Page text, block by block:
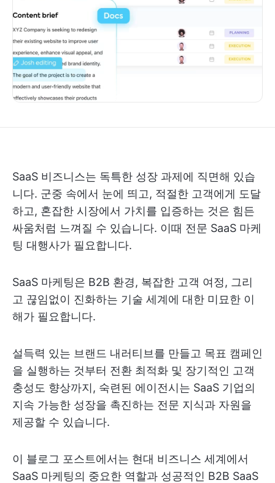
SaaS 비즈니스는 독특한 성장 과제에 직면해 있습
니다. 군중 속에서 눈에 띄고, 적절한 고객에게 도달
하고, 혼잡한 시장에서 가치를 입증하는 것은 힘든
싸움처럼 느껴질 수 있습니다. 이때 전문 SaaS 마케
팅 대행사가 필요합니다.
SaaS 마케팅은 B2B 환경, 복잡한 고객 여정, 그리
고 끊임없이 진화하는 기술 세계에 대한 미묘한 이
해가 필요합니다.
설득력 있는 브랜드 내러티브를 만들고 목표 캠페인
을 실행하는 것부터 전환 최적화 및 장기적인 고객
충성도 향상까지, 숙련된 에이전시는 SaaS 기업의
지속 가능한 성장을 촉진하는 전문 지식과 자원을
제공할 수 있습니다.
이 블로그 포스트에서는 현대 비즈니스 세계에서
SaaS 마케팅의 중요한 역할과 성공적인 B2B SaaS